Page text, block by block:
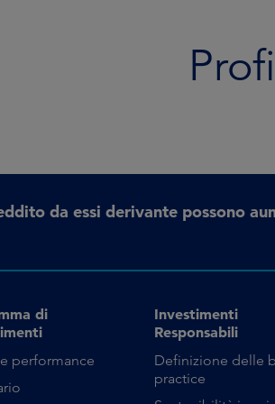
da essi derivante possono
di
performance
Investimenti
Responsabili
Definizione delle
practice